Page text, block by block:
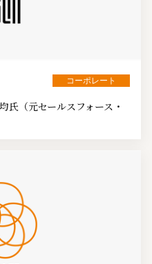
コーポレート
氏（元セールスフォース・